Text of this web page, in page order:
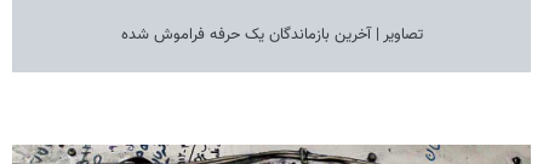
تصاویر | آخرین بازماندگان یک حرفه فراموش شده